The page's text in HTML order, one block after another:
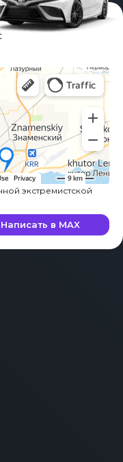
экстремистской
Написать в MAX